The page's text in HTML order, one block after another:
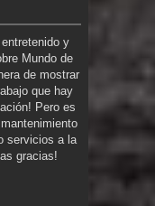
y
Mundo de
de mostrar
que hay
Pero es
servicios a la
gracias!